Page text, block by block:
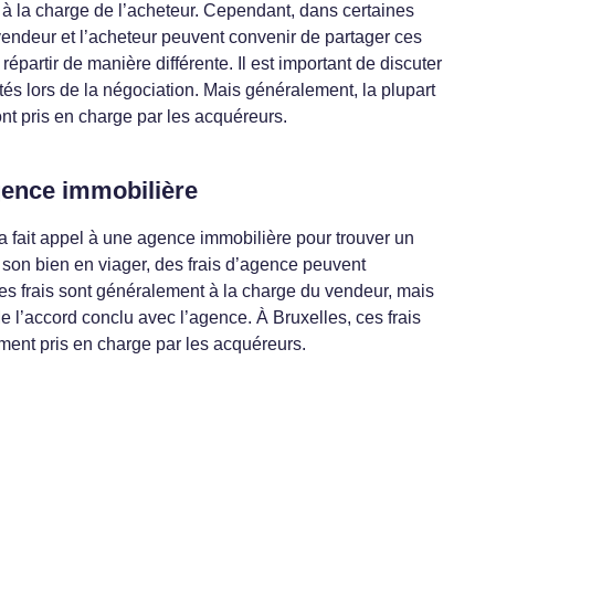
la charge de l’acheteur. Cependant, dans certaines
et l’acheteur peuvent convenir de partager ces
de manière différente. Il est important de discuter
lors de la négociation. Mais généralement, la plupart
pris en charge par les acquéreurs.
immobilière
fait appel à une agence immobilière pour trouver un
bien en viager, des frais d’agence peuvent
frais sont généralement à la charge du vendeur, mais
l’accord conclu avec l’agence. À Bruxelles, ces frais
pris en charge par les acquéreurs.